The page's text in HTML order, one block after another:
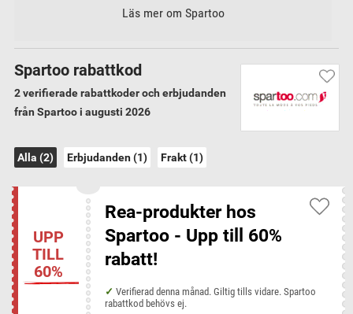
Läs mer om Spartoo
märken och tiotusentals olika modeller. Förutom skor säljer även
Garanterat verifierade koder
Vi har verifierat alla 2 Spartoo rabattkoder och
erbjudanden för augusti 2026
Spartoo fraktvillkor
Spartoo kategorier
Skor
Rabattkoder från liknande butiker
Spartoo rabattkod
2 verifierade rabattkoder och erbjudanden
från Spartoo i augusti 2026
Alla (2) Erbjudanden (1) Frakt (1)
UPP
TILL
60%
Rea-produkter hos
Spartoo - Upp till 60%
rabatt!
Verifierad denna månad. Giltig tills vidare. Spartoo
rabattkod behövs ej.